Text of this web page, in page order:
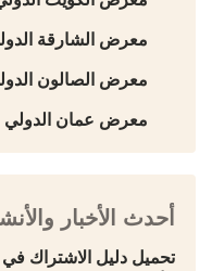
معرض الشارقة الدولي
معرض الصالون الدولي
معرض عمان الدولي
أحدث الأخبار
تحميل دليل الاشتراك